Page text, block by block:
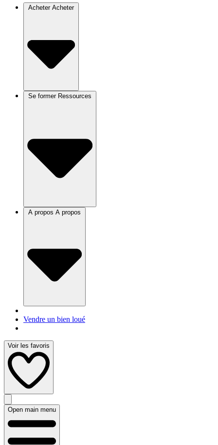
Acheter Acheter
Se former
A propos
Vendre un bien loué
Voir les favoris
Open main menu